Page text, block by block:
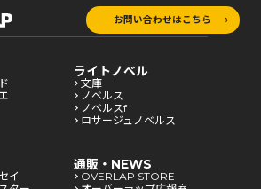
お問い合わせはこちら
ライトノベル
文庫
ノベルス
ノベルスf
ロサージュノベルス
イ
通販・NEWS
OVERLAP STORE